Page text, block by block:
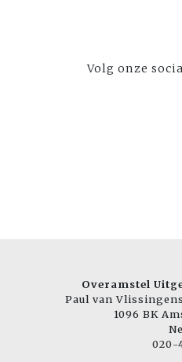
Volg onze
Overamstel
Paul van
1096 BK
020-